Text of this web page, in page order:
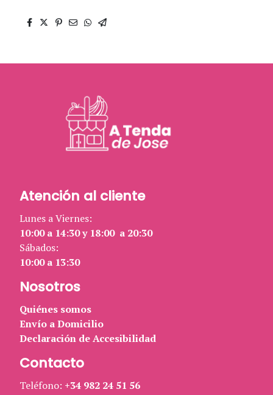
Atención al cliente
Lunes a Viernes:
10:00 a 14:30 y 18:00 a 20:30
Sábados:
10:00 a 13:30
Nosotros
Quiénes somos
Envío a Domicilio
Declaración de Accesibilidad
Contacto
Teléfono: +34 982 24 51 56